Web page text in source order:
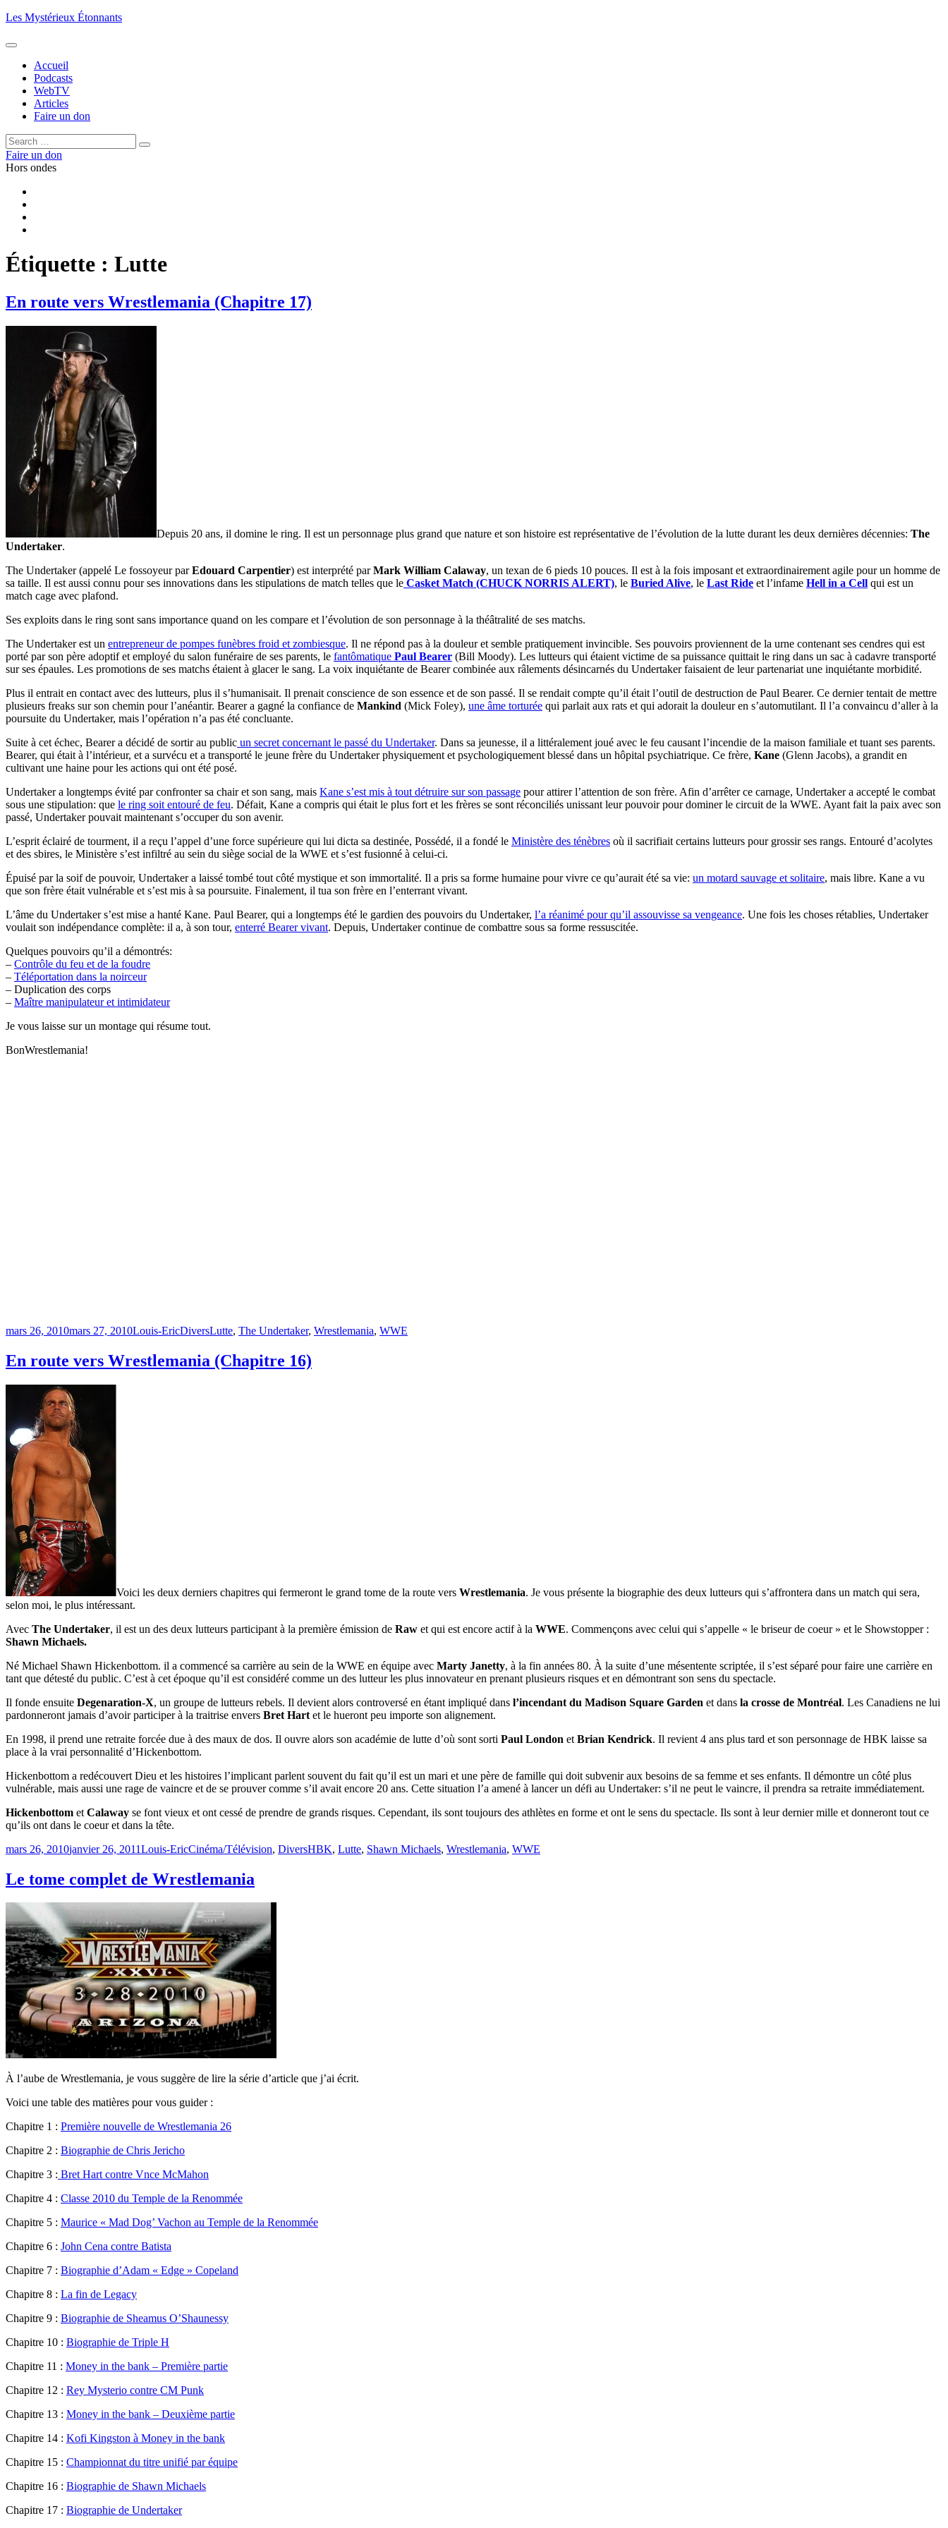
Aller
contenu
Les Mystérieux Étonnants
Accueil
Podcasts
WebTV
Articles
Faire un don
Rechercher :
Rechercher
Faire un don
Hors ondes
Étiquette : Lutte
En route vers Wrestlemania (Chapitre 17)
Depuis 20 ans, il domine le ring. Il est un personnage plus grand que nature et son histoire est représentative de l’évolution de la lutte durant les deux dernières décennies: The
Undertaker.
The Undertaker (appelé Le fossoyeur parEdouard Carpentier) est interprété parMark William Calaway, un texan de 6 pieds 10 pouces. Il est à la fois imposant et extraordinairement agile pour un homme de
sa taille. Il est aussi connu pour ses innovations dans les stipulations de match telles que le Casket Match (CHUCK NORRIS ALERT), le Buried Alive, le Last Ride et l’infame Hell in a Cell qui est un
match cage avec plafond.
Ses exploits dans le ring sont sans importance quand on les compare et l’évolution de son personnage à la théâtralité de ses matchs.
The Undertaker est un entrepreneur de pompes funèbres froid et zombiesque. Il ne répond pas à la douleur et semble pratiquement invincible. Ses pouvoirs proviennent de la urne contenant ses cendres qui est
porté par son père adoptif et employé du salon funéraire de ses parents, le fantômatique Paul Bearer (Bill Moody). Les lutteurs qui étaient victime de sa puissance quittait le ring dans un sac à cadavre transporté
sur ses épaules. Les promotions de ses matchs étaient à glacer le sang. La voix inquiétante de Bearer combinée aux râlements désincarnés du Undertaker faisaient de leur partenariat une inquiétante morbidité.
Plus il entrait en contact avec des lutteurs, plus il s’humanisait. Il prenait conscience de son essence et de son passé. Il se rendait compte qu’il était l’outil de destruction de Paul Bearer. Ce dernier tentait de mettre
plusieurs freaks sur son chemin pour l’anéantir. Bearer a gagné la confiance de Mankind (Mick Foley), une âme torturée qui parlait aux rats et qui adorait la douleur en s’automutilant. Il l’a convaincu d’aller à la
poursuite du Undertaker, mais l’opération n’a pas été concluante.
Suite à cet échec, Bearer a décidé de sortir au public un secret concernant le passé du Undertaker. Dans sa jeunesse, il a littéralement joué avec le feu causant l’incendie de la maison familiale et tuant ses parents.
Bearer, qui était à l’intérieur, et a survécu et a transporté le jeune frère du Undertaker physiquement et psychologiquement blessé dans un hôpital psychiatrique. Ce frère, Kane (Glenn Jacobs), a grandit en
cultivant une haine pour les actions qui ont été posé.
Undertaker a longtemps évité par confronter sa chair et son sang, mais Kane s’est mis à tout détruire sur son passage pour attirer l’attention de son frère. Afin d’arrêter ce carnage, Undertaker a accepté le combat
sous une stipulation: que le ring soit entouré de feu. Défait, Kane a compris qui était le plus fort et les frères se sont réconciliés unissant leur pouvoir pour dominer le circuit de la WWE. Ayant fait la paix avec son
passé, Undertaker pouvait maintenant s’occuper du son avenir.
L’esprit éclairé de tourment, il a reçu l’appel d’une force supérieure qui lui dicta sa destinée, Possédé, il a fondé le Ministère des ténèbres où il sacrifiait certains lutteurs pour grossir ses rangs. Entouré d’acolytes
et des sbires, le Ministère s’est infiltré au sein du siège social de la WWE et s’est fusionné à celui-ci.
Épuisé par la soif de pouvoir, Undertaker a laissé tombé tout côté mystique et son immortalité. Il a pris sa forme humaine pour vivre ce qu’aurait été sa vie: un motard sauvage et solitaire, mais libre. Kane a vu
que son frère était vulnérable et s’est mis à sa poursuite. Finalement, il tua son frère en l’enterrant vivant.
L’âme du Undertaker s’est mise a hanté Kane. Paul Bearer, qui a longtemps été le gardien des pouvoirs du Undertaker, l’a réanimé pour qu’il assouvisse sa vengeance. Une fois les choses rétablies, Undertaker
voulait son indépendance complète: il a, à son tour, enterré Bearer vivant. Depuis, Undertaker continue de combattre sous sa forme ressuscitée.
Quelques pouvoirs qu’il a démontrés:
– Contrôle du feu et de la foudre
– Téléportation dans la noirceur
– Duplication des corps
– Maître manipulateur et intimidateur
Je vous laisse sur un montage qui résume tout.
BonWrestlemania!
Publié
mars 26, 2010mars 27, 2010Louis-EricCatégories
DiversÉtiquettes
Lutte, The Undertaker, Wrestlemania, WWE
En route vers Wrestlemania (Chapitre 16)
Voici les deux derniers chapitres qui fermeront le grand tome de la route vers Wrestlemania. Je vous présente la biographie des deux lutteurs qui s’affrontera dans un match qui sera,
selon moi, le plus intéressant.
Avec The Undertaker, il est un des deux lutteurs participant à la première émission de Raw et qui est encore actif à la WWE. Commençons avec celui qui s’appelle « le briseur de coeur » et le Showstopper :
Shawn Michaels.
Né Michael Shawn Hickenbottom. il a commencé sa carrière au sein de la WWE en équipe avec Marty Janetty, à la fin années 80. À la suite d’une mésentente scriptée, il s’est séparé pour faire une carrière en
tant que détesté du public. C’est à cet époque qu’il est considéré comme un des lutteur les plus innovateur en prenant plusieurs risques et en démontrant son sens du spectacle.
Il fonde ensuite Degenaration-X, un groupe de lutteurs rebels. Il devient alors controversé en étant impliqué dans l’incendant du Madison Square Garden et dans la crosse de Montréal. Les Canadiens ne lui
pardonneront jamais d’avoir participer à la traitrise envers Bret Hart et le hueront peu importe son alignement.
En 1998, il prend une retraite forcée due à des maux de dos. Il ouvre alors son académie de lutte d’où sont sorti Paul London et Brian Kendrick. Il revient 4 ans plus tard et son personnage de HBK laisse sa
place à la vrai personnalité d’Hickenbottom.
Hickenbottom a redécouvert Dieu et les histoires l’implicant parlent souvent du fait qu’il est un mari et une père de famille qui doit subvenir aux besoins de sa femme et ses enfants. Il démontre un côté plus
vulnérable, mais aussi une rage de vaincre et de se prouver comme s’il avait encore 20 ans. Cette situation l’a amené à lancer un défi au Undertaker: s’il ne peut le vaincre, il prendra sa retraite immédiatement.
Hickenbottom et Calaway se font vieux et ont cessé de prendre de grands risques. Cependant, ils sont toujours des athlètes en forme et ont le sens du spectacle. Ils sont à leur dernier mille et donneront tout ce
qu’ils ont dans le coeur et dans la tête.
Publié
mars 26, 2010janvier 26, 2011Louis-EricCatégories
Cinéma/Télévision, DiversÉtiquettes
HBK, Lutte, Shawn Michaels, Wrestlemania, WWE
Le tome complet de Wrestlemania
À l’aube de Wrestlemania, je vous suggère de lire la série d’article que j’ai écrit.
Voici une table des matières pour vous guider :
Chapitre 1 : Première nouvelle de Wrestlemania 26
Chapitre 2 : Biographie de Chris Jericho
Chapitre 3 : Bret Hart contre Vnce McMahon
Chapitre 4 : Classe 2010 du Temple de la Renommée
Chapitre 5 : Maurice « Mad Dog’ Vachon au Temple de la Renommée
Chapitre 6 : John Cena contre Batista
Chapitre 7 : Biographie d’Adam « Edge » Copeland
Chapitre 8 : La fin de Legacy
Chapitre 9 : Biographie de Sheamus O’Shaunessy
Chapitre 10 : Biographie de Triple H
Chapitre 11 : Money in the bank – Première partie
Chapitre 12 : Rey Mysterio contre CM Punk
Chapitre 13 : Money in the bank – Deuxième partie
Chapitre 14 : Kofi Kingston à Money in the bank
Chapitre 15 : Championnat du titre unifié par équipe
Chapitre 16 : Biographie de Shawn Michaels
Chapitre 17 : Biographie de Undertaker